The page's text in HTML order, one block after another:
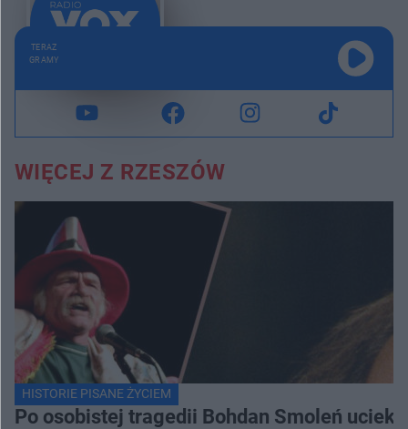
TERAZ
GRAMY
WIĘCEJ Z RZESZÓW
HISTORIE PISANE ŻYCIEM
Po osobistej tragedii Bohdan Smoleń